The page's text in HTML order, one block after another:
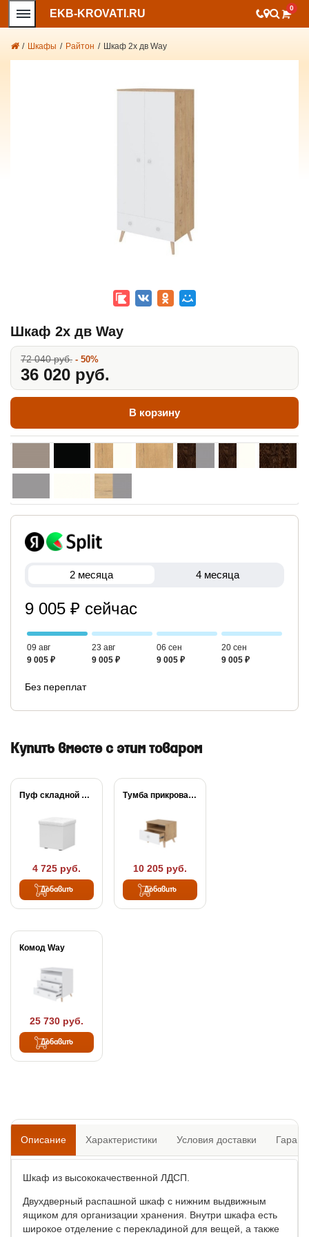
EKB-KROVATI.RU 0
/ Шкафы / Райтон / Шкаф 2х дв Way
Шкаф 2х дв Way
72 040 руб. - 50%
36 020 руб.
В корзину
2 месяца 4 месяца
9 005 ₽ сейчас
09 авг
9 005 ₽
23 авг
9 005 ₽
06 сен
9 005 ₽
20 сен
9 005 ₽
Без переплат
Купить вместе с этим товаром
Пуф складной Como/Veda
4 725 руб.
Добавить
Тумба прикроватная Way
10 205 руб.
Добавить
Комод Way
25 730 руб.
Добавить
Описание Характеристики Условия доставки
Шкаф из высококачественной ЛДСП.
Двухдверный распашной шкаф с нижним выдвижным
ящиком для организации хранения. Внутри шкафа есть
широкое отделение с перекладиной для вещей, а также